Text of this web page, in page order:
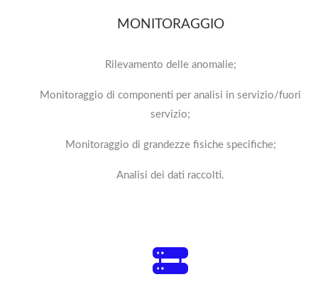
MONITORAGGIO
Rilevamento delle anomalie;
Monitoraggio di componenti per analisi in servizio/fuori
servizio;
Monitoraggio di grandezze fisiche specifiche;
Analisi dei dati raccolti.